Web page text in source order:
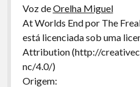
Voz deOrelha Miguel
At Worlds End por The
está licenciada sob uma
Attribution (http://
nc/4.0/)
Origem: